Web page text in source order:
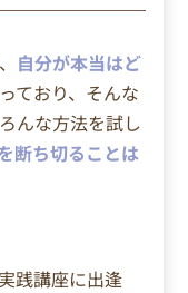
自分が本当はど
ており、 そんな
んな方法を試し
断ち切ることは
践講座に出逢